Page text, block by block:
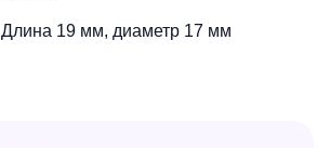
Длина 19 мм, диаметр 17 мм